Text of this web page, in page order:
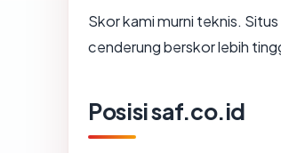
Skor kami murni teknis.
cenderung berskor lebih
Posisi saf.co.id